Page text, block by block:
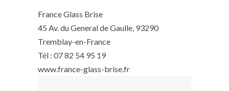
France Glass Brise
45 Av. du General de Gaulle, 93290
Tremblay-en-France
Tél : 07 82 54 95 19
www.france-glass-brise.fr